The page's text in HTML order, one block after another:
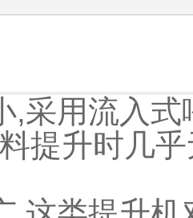
,采用流入
提升时几